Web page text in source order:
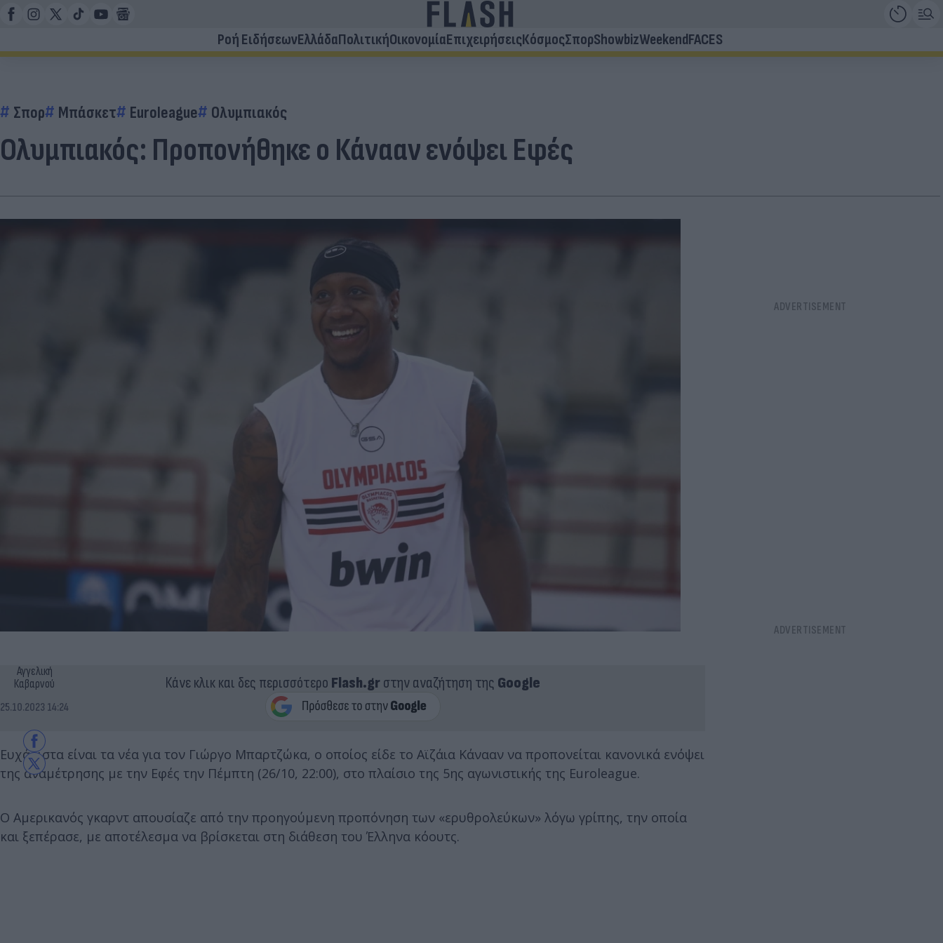
Ροή ΕιδήσεωνΕλλάδαΠολιτικήΟικονομίαΕπιχειρήσειςΚόσμοςΣπορShowbizWeekendFACES
Σπορ Μπάσκετ Euroleague Ολυμπιακός
Ολυμπιακός: Προπονήθηκε ο Κάνααν ενόψει Εφές
Αγγελική
Καβαρνού
25.10.2023 14:24
Κάνε κλικ και δες περισσότερο Flash.grστην αναζήτηση της Google
Ευχάριστα είναι τα νέα για τον Γιώργο Μπαρτζώκα, ο οποίος είδε το Αϊζάια Κάνααν να προπονείται κανονικά ενόψει
της αναμέτρησης με την Εφές την Πέμπτη (26/10, 22:00), στο πλαίσιο της 5ης αγωνιστικής της Euroleague.
Ο Αμερικανός γκαρντ απουσίαζε από την προηγούμενη προπόνηση των «ερυθρολεύκων» λόγω γρίπης, την οποία
και ξεπέρασε, με αποτέλεσμα να βρίσκεται στη διάθεση του Έλληνα κόουτς.